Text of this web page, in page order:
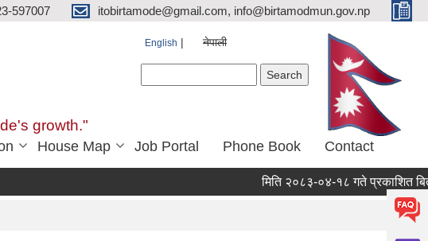
597007 itobirtamode@gmail.com, info@birtamodmun.gov.np
growth."
English नेपाली
House Map Job Portal Phone Book Contact
मिति २०८३-०४-१८ गते प्रकाशित